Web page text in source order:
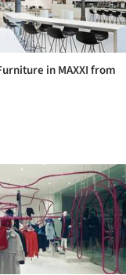
in MAXXI from